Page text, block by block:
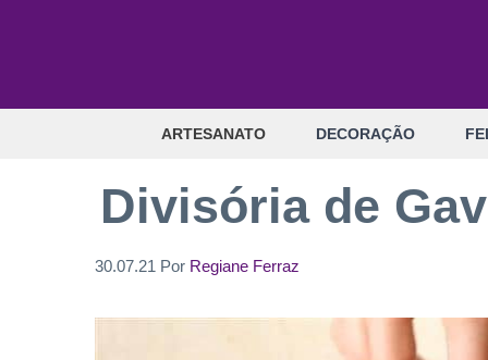
ARTESANATO DECORAÇÃO
Divisória de
30.07.21 Por Regiane Ferraz